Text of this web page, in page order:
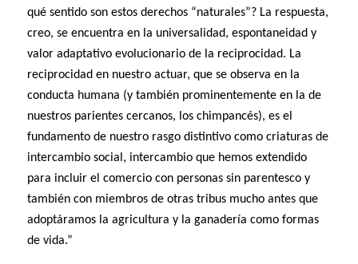
qué sentido son estos derechos “naturales”? La respuesta,
creo, se encuentra en la universalidad, espontaneidad y
valor adaptativo evolucionario de la reciprocidad. La
reciprocidad en nuestro actuar, que se observa en la
conducta humana (y también prominentemente en la de
nuestros parientes cercanos, los chimpancés), es el
fundamento de nuestro rasgo distintivo como criaturas de
intercambio social, intercambio que hemos extendido
para incluir el comercio con personas sin parentesco y
también con miembros de otras tribus mucho antes que
adoptáramos la agricultura y la ganadería como formas
de vida.”